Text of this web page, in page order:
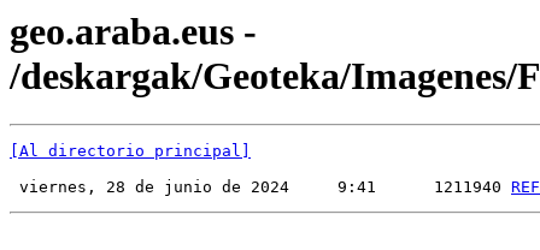
geo.araba.eus -
/deskargak/Geoteka/Imagenes/
[Al directorio principal]
viernes, 28 de junio de 2024     9:41      1211940